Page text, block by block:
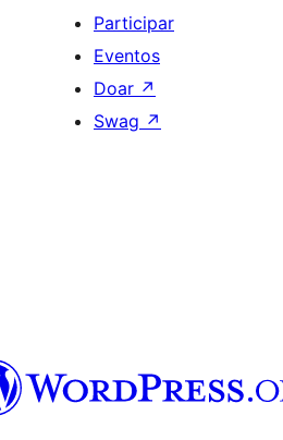
Participar
Eventos
Doar ↗
Swag ↗